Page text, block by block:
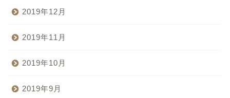
2019年12月
2019年11月
2019年10月
2019年9月